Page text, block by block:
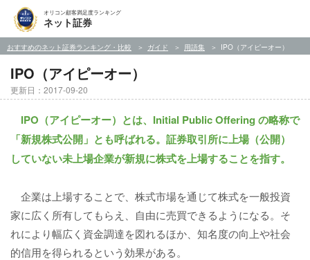
オリコン顧客満足度ランキング
ネット証券
おすすめのネット証券ランキング・比較 ガイド 用語集 IPO（アイピーオー）
IPO（アイピーオー）
更新日：2017-09-20
IPO（アイピーオー）とは、Initial Public Offering の略称で
「新規株式公開」とも呼ばれる。証券取引所に上場（公開）
していない未上場企業が新規に株式を上場することを指す。
企業は上場することで、株式市場を通じて株式を一般投資
家に広く所有してもらえ、自由に売買できるようになる。そ
れにより幅広く資金調達を図れるほか、知名度の向上や社会
的信用を得られるという効果がある。